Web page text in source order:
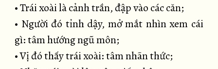
• Trái xoài là cảnh trần, đập vào các căn;
• Người đó tỉnh dậy, mở mắt nhìn xem cái
gì: tâm hướng ngũ môn;
• Vị đó thấy trái xoài: tâm nhãn thức;